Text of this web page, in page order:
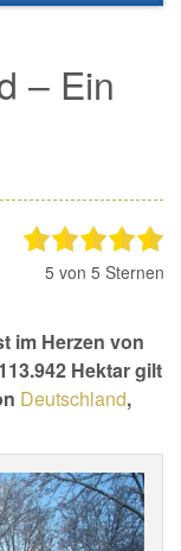
– Ein
5 von 5 Sternen
im Herzen von
Hektar gilt
Deutschland,